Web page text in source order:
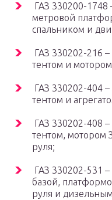
ГАЗ 330200-1748
метровой
спальником и
ГАЗ 330202-216
тентом и
ГАЗ 330202-404
тентом и
ГАЗ 330202-408
тентом, мотором
руля;
ГАЗ 330202-531
базой,
руля и